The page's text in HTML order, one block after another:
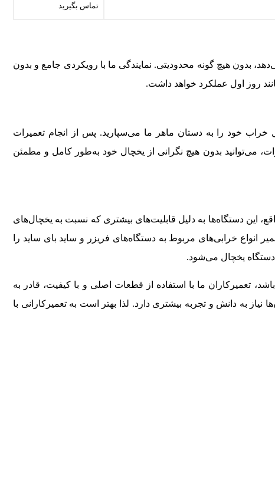
تماس بگیرید
بدون هیچ گونه محدودیتی. نمایندگی ما با رویکردی جامع و بدون
روز اول عملکرد خواهد داشت.
خود را به دستان ماهر ما می‌سپارید. پس از انجام تعمیرات
می‌توانید بدون هیچ نگرانی از یخچال خود به‌طور کامل و مطمئن
این دستگاه‌ها به دلیل قابلیت‌های بیشتری که نسبت به یخچال‌های
انواع خرابی‌های مربوط به دستگاه‌های فریزر و ساید بای ساید را
دستگاه یخچال می‌شود.
تعمیرکاران ما با استفاده از قطعات اصلی و با کیفیت، قادر به
به دانش و تجربه بیشتری دارد. لذا بهتر است به تعمیرکارانی با